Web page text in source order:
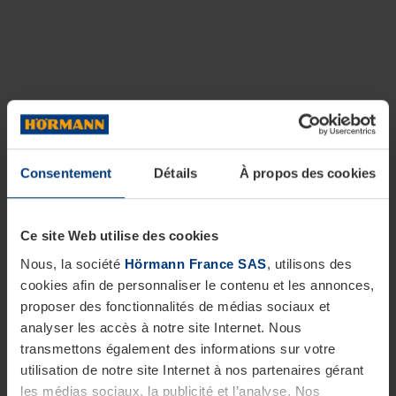
Consentement Détails À propos des cookies
Ce site Web utilise des cookies
Nous, la société Hörmann France SAS, utilisons des
cookies afin de personnaliser le contenu et les annonces,
proposer des fonctionnalités de médias sociaux et
analyser les accès à notre site Internet. Nous
transmettons également des informations sur votre
utilisation de notre site Internet à nos partenaires gérant
les médias sociaux, la publicité et l’analyse. Nos